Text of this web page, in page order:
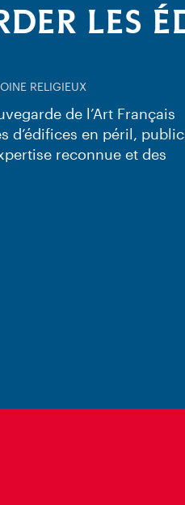
LES
RELIGIEUX
de l’Art Français
d’édifices en péril,
reconnue et des